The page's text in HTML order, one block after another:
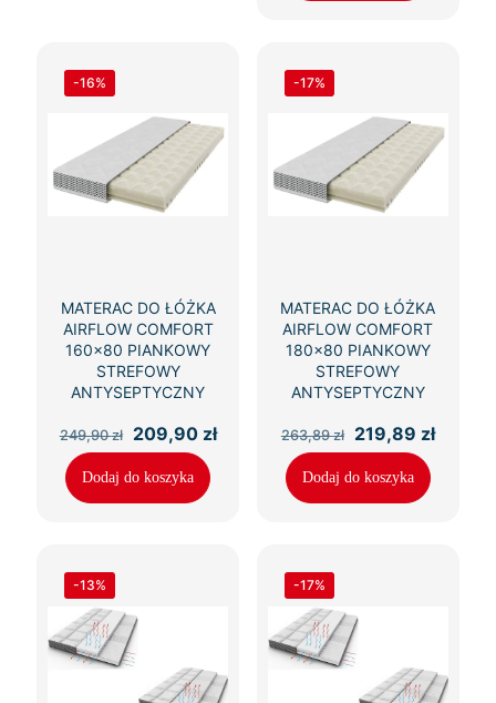
-16%
MATERAC DO ŁÓŻKA
AIRFLOW COMFORT
160×80 PIANKOWY
STREFOWY
ANTYSEPTYCZNY
249,90zł
Pierwotna
cena
wynosiła:
249,90 zł.
209,90 złAktualna
209,90 zł.
Dodaj do koszyka
-17%
MATERAC DO ŁÓŻKA
AIRFLOW COMFORT
180×80 PIANKOWY
STREFOWY
ANTYSEPTYCZNY
263,89zł
Pierwotna
cena
wynosiła:
263,89 zł.
219,89 zł
Dodaj do koszyka
-13% -17%